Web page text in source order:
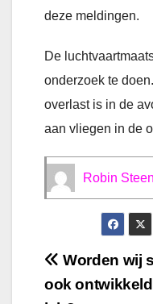
deze meldingen.
De
onderzoek te
overlast is in de
aan vliegen in de
Robin
Bericht
Worden wij
ook